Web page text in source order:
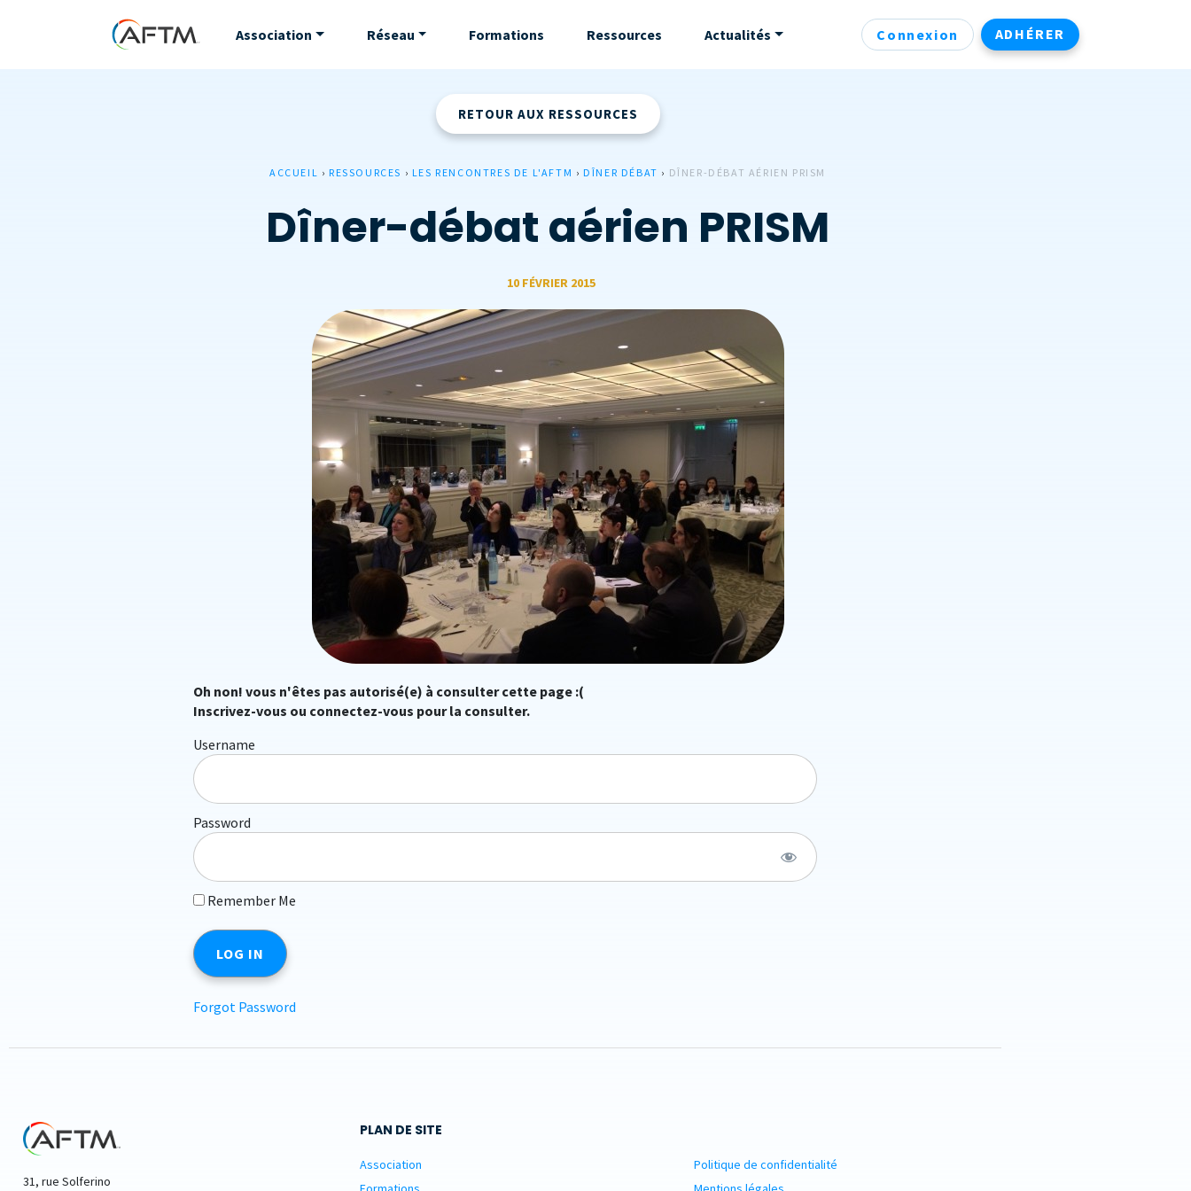
Association Réseau Formations Ressources Actualités Connexion ADHÉRER
RETOUR AUX RESSOURCES
ACCUEIL ›RESSOURCES › LES RENCONTRES DE L'AFTM ›DÎNER DÉBAT › DÎNER-DÉBAT AÉRIEN PRISM
Dîner-débat aérien PRISM
10 FÉVRIER 2015
Oh non! vous n'êtes pas autorisé(e) à consulter cette page :(
Inscrivez-vous ou connectez-vous pour la consulter.
Username
Password
Remember Me
Forgot Password
31, rue Solferino
PLAN DE SITE
Association
Politique de confidentialité